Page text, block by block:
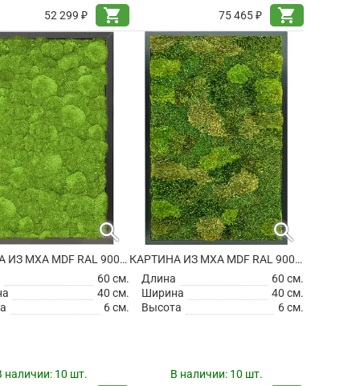
52 299 ₽
shopping_cart
75 465 ₽
shopping_cart
search
КАРТИНА ИЗ МХА MDF RAL 9005 SATIN GLOSS 100% BALL MOSS
60 см.
40 см.
6 см.
наличии: 10 шт.
search
КАРТИНА ИЗ МХА MDF RAL 9005 SATIN GLOSS 20% FLAT AND 80% EXCLUSIVE MOSS (MIX)
Длина
60 см.
Ширина
40 см.
Высота
6 см.
В наличии: 10 шт.